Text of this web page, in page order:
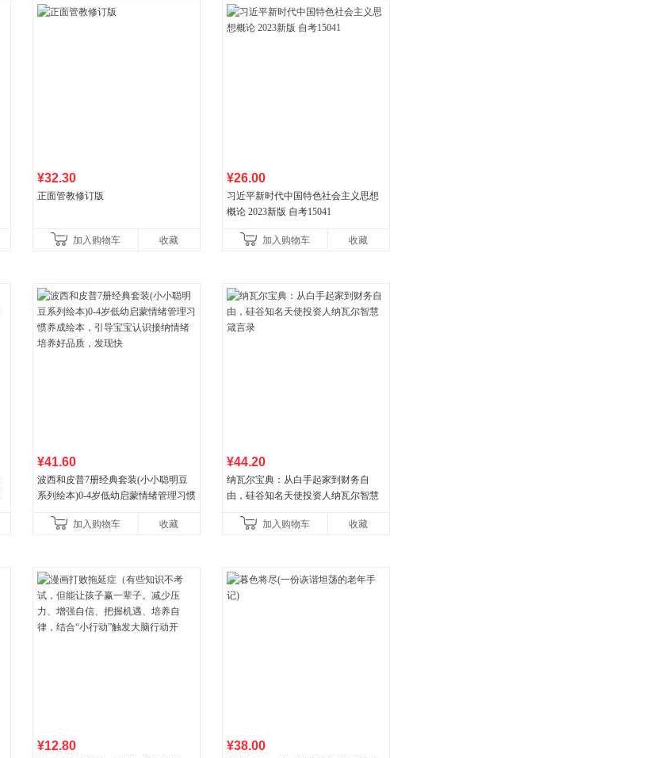
¥32.30
正面管教修订版
加入购物车 收藏
¥26.00
习近平新时代中国特色社会主义思想
概论 2023新版 自考15041
加入购物车 收藏
¥41.60
波西和皮普7册经典套装(小小聪明豆
系列绘本)0-4岁低幼启蒙情绪管理习惯
养好品质，发现快
加入购物车 收藏
¥44.20
纳瓦尔宝典：从白手起家到财务自
由，硅谷知名天使投资人纳瓦尔智慧
加入购物车
收藏
¥12.80 ¥38.00